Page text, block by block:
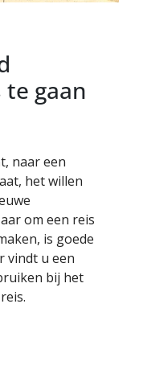
gaan
naar een
het willen
om een reis
is goede
vindt u een
bij het